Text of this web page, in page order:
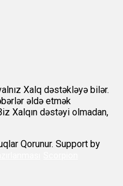
Xalq dəstəkləyə bilər.
əldə etmək
Xalqın dəstəyi olmadan,
Qorunur. Support by